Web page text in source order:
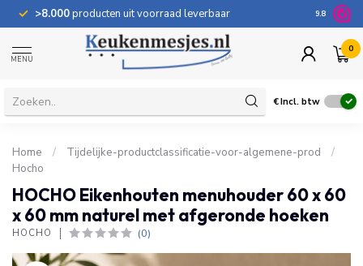
>8.000producten uit voorraad leverbaar 100
9.8
MENU
0
€Incl. btw
Home / Tijdelijke-productclassificatie-voor-algemene-prod
/
Hocho
HOCHO Eikenhouten menuhouder 60 x 60
x 60 mm naturel met afgeronde hoeken
HOCHO (0)